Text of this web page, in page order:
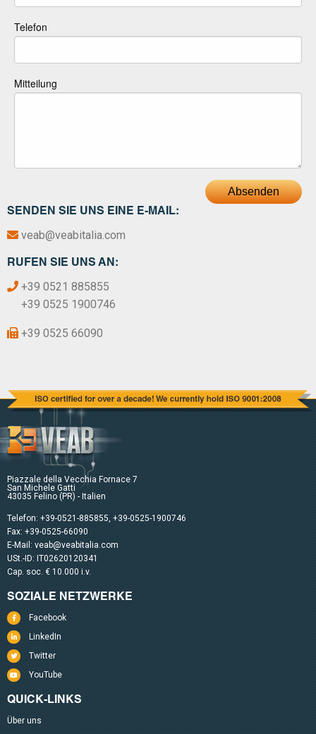
SENDEN SIE UNS EINE E-MAIL:
veab@veabitalia.com
RUFEN SIE UNS AN:
+39 0521 885855
+39 0525 1900746
+39 0525 66090
Telefon
Mitteilung
Absenden
Piazzale della Vecchia Fornace 7
San Michele Gatti
43035 Felino (PR) - Italien
Telefon: +39-0521-885855, +39-0525-1900746
Fax: +39-0525-66090
E-Mail: veab@veabitalia.com
USt.-ID: IT02620120341
Cap. soc. € 10.000 i.v.
SOZIALE NETZWERKE
Facebook
LinkedIn
Twitter
YouTube
QUICK-LINKS
Über uns